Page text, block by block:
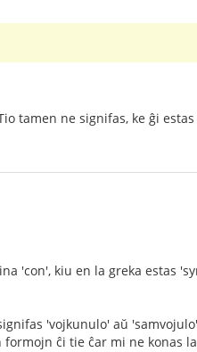
tamen ne signifas, ke ĝi
'con', kiu en la greka estas
'vojkunulo' aŭ
ĉi tie ĉar mi ne konas